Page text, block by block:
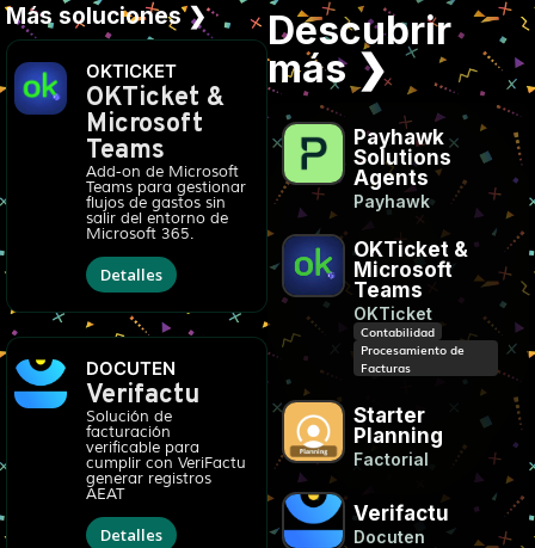
Más soluciones ❯
OKTICKET
OKTicket &
Microsoft
Teams
Add-on de Microsoft
Teams para gestionar
flujos de gastos sin
salir del entorno de
Microsoft 365.
Detalles
DOCUTEN
Verifactu
Solución de
facturación
verificable para
cumplir con VeriFactu
generar registros
AEAT
Detalles
Descubrir
más ❯
Payhawk
Solutions
Agents
Payhawk
OKTicket &
Microsoft
Teams
OKTicket
Contabilidad
Procesamiento de
Facturas
Starter
Planning
Factorial
Verifactu
Docuten